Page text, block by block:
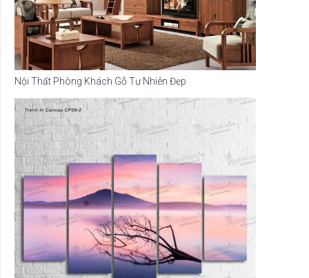
Nội Thất Phòng Khách Gỗ Tự Nhiên Đẹp